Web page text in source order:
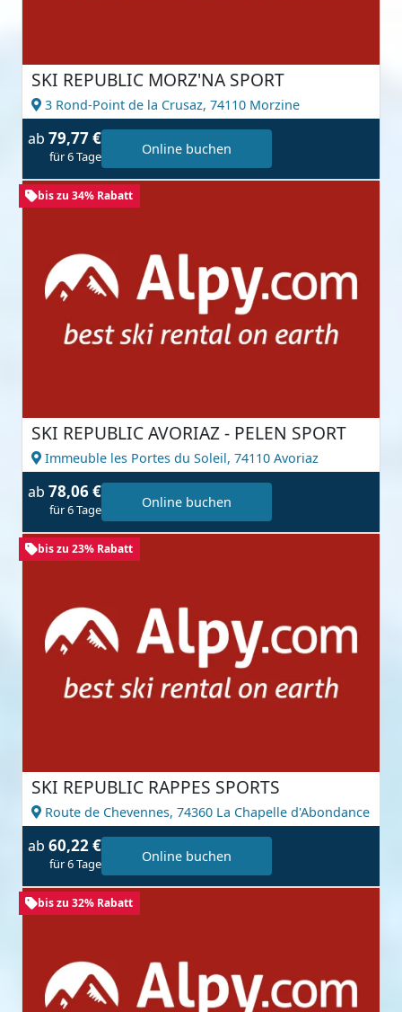
SKI REPUBLIC MORZ'NA SPORT
3 Rond-Point de la Crusaz, 74110 Morzine
ab 79,77 €
für 6 Tage Online buchen
bis zu 34% Rabatt
SKI REPUBLIC AVORIAZ - PELEN SPORT
Immeuble les Portes du Soleil, 74110 Avoriaz
ab 78,06 €
für 6 Tage Online buchen
bis zu 23% Rabatt
SKI REPUBLIC RAPPES SPORTS
Route de Chevennes, 74360 La Chapelle d'Abondance
ab 60,22 €
für 6 Tage Online buchen
bis zu 32% Rabatt